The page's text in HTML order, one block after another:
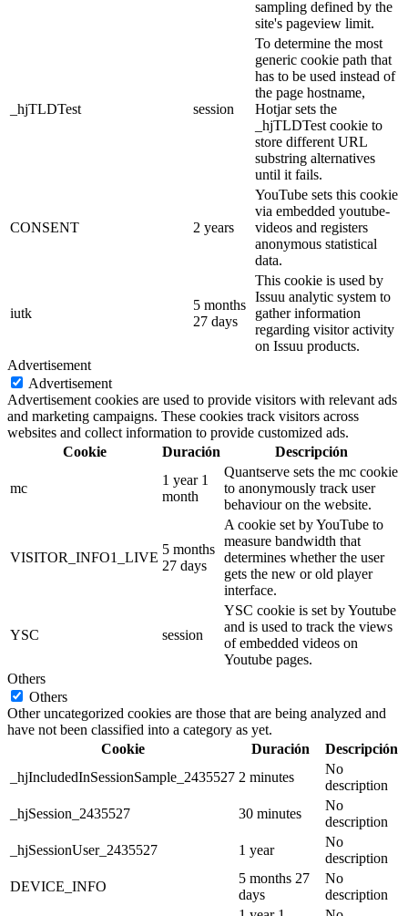
sampling defined by the
site's pageview limit.
_hjTLDTest session
To determine the most
generic cookie path that
has to be used instead of
the page hostname,
Hotjar sets the
_hjTLDTest cookie to
store different URL
substring alternatives
until it fails.
CONSENT 2 years
YouTube sets this cookie
via embedded youtube-
videos and registers
anonymous statistical
data.
iutk
5 months
27 days
This cookie is used by
Issuu analytic system to
gather information
regarding visitor activity
on Issuu products.
Advertisement
Advertisement
Advertisement cookies are used to provide visitors with relevant ads
and marketing campaigns. These cookies track visitors across
websites and collect information to provide customized ads.
Cookie
Duración Descripción
mc
1 year 1
month
Quantserve sets the mc cookie
to anonymously track user
behaviour on the website.
VISITOR_INFO1_LIVE
5 months
27 days
A cookie set by YouTube to
measure bandwidth that
determines whether the user
gets the new or old player
interface.
YSC session
YSC cookie is set by Youtube
and is used to track the views
of embedded videos on
Youtube pages.
Others
Others
Other uncategorized cookies are those that are being analyzed and
have not been classified into a category as yet.
Cookie
Duración
Descripción
_hjIncludedInSessionSample_2435527 2 minutes
No
description
_hjSession_2435527
30 minutes
No
description
_hjSessionUser_2435527
1 year
No
description
DEVICE_INFO
5 months 27
days
No
description